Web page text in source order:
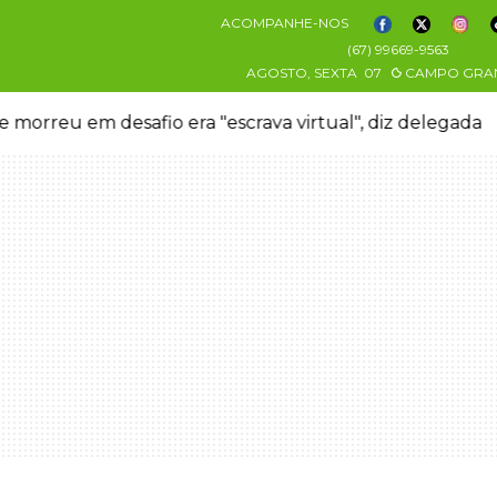
ACOMPANHE-NOS
(67) 99669-9563
AGOSTO, SEXTA 07 CAMPO
morreu em desafio era "escrava virtual", diz delegada